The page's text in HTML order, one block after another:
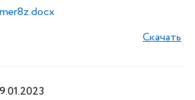
Скачать